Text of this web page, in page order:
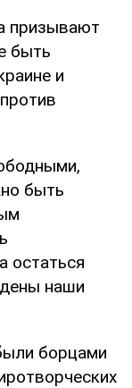
призывают
быть
и
быть
остаться
наши
борцами